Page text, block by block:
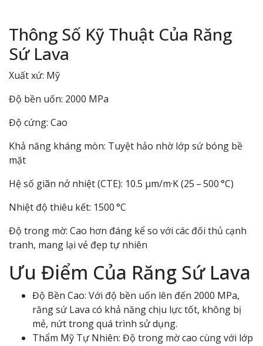
Thông Số Kỹ Thuật Của Răng
Sứ Lava
Xuất xứ: Mỹ
Độ bền uốn: 2000 MPa
Độ cứng: Cao
Khả năng kháng mòn: Tuyệt hảo nhờ lớp sứ bóng bề
mặt
Hệ số giãn nở nhiệt (CTE): 10.5 µm/m·K (25 – 500 °C)
Nhiệt độ thiêu kết: 1500 °C
Độ trong mờ: Cao hơn đáng kể so với các đối thủ cạnh
tranh, mang lại vẻ đẹp tự nhiên
Ưu Điểm Của Răng Sứ Lava
Độ Bền Cao: Với độ bền uốn lên đến 2000 MPa,
răng sứ Lava có khả năng chịu lực tốt, không bị
mẻ, nứt trong quá trình sử dụng.
Thẩm Mỹ Tự Nhiên: Độ trong mờ cao cùng với lớp